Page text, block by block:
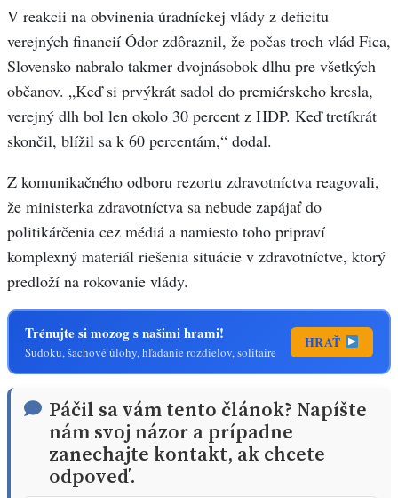
V reakcii na obvinenia úradníckej vlády z deficitu
verejných financií Ódor zdôraznil, že počas troch vlád Fica,
Slovensko nabralo takmer dvojnásobok dlhu pre všetkých
občanov. „Keď si prvýkrát sadol do premiérskeho kresla,
verejný dlh bol len okolo 30 percent z HDP. Keď tretíkrát
skončil, blížil sa k 60 percentám,“ dodal.
Z komunikačného odboru rezortu zdravotníctva reagovali,
že ministerka zdravotníctva sa nebude zapájať do
politikárčenia cez médiá a namiesto toho pripraví
komplexný materiál riešenia situácie v zdravotníctve, ktorý
predloží na rokovanie vlády.
Trénujte si mozog s našimi hrami!
Sudoku, šachové úlohy, hľadanie rozdielov, solitaire
HRAŤ
Páčil sa vám tento článok? Napíšte
nám svoj názor a prípadne
zanechajte kontakt, ak chcete
odpoveď.